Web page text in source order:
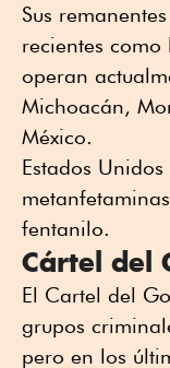
Sus
recientes
operan
Michoacán,
México.
Estados
fentanilo.
Cártel del
El Cartel del
grupos
pero en los